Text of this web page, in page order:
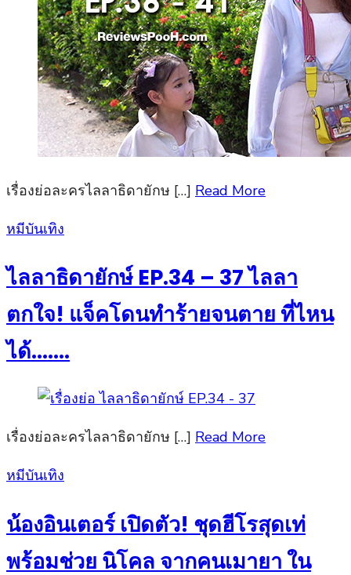
เรื่องย่อละครไลลาธิดายักษ […] Read More
Posted
หมีบันเทิง
ไลลาธิดายักษ์ EP.34 – 37 ไลลา
ตกใจ! แจ็คโดนทำร้ายจนตาย ที่ไหน
ได้…….
เรื่องย่อละครไลลาธิดายักษ […] Read More
Posted
หมีบันเทิง
น้องอินเตอร์ เปิดตัว! ชุดฮีโรสุดเท่
พร้อมช่วย นิโคล จากคนเมายา ใน